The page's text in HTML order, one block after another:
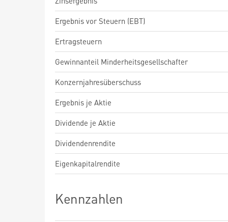
Ergebnis vor Steuern (EBT)
Ertragsteuern
Gewinnanteil Minderheitsgesellschafter
Konzernjahresüberschuss
Ergebnis je Aktie
Dividende je Aktie
Dividendenrendite
Eigenkapitalrendite
Kennzahlen